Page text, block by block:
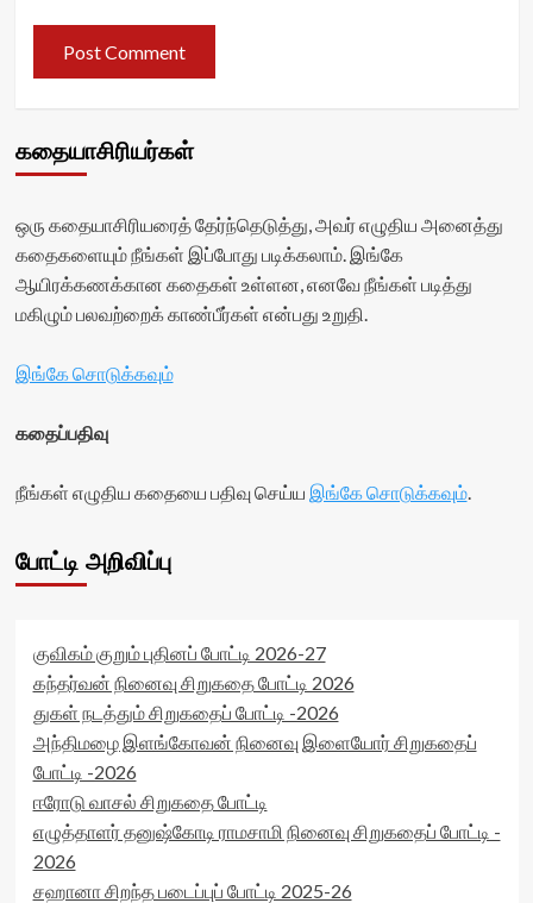
கதையாசிரியர்கள்
ஒரு கதையாசிரியரைத் தேர்ந்தெடுத்து, அவர் எழுதிய அனைத்து
கதைகளையும் நீங்கள் இப்போது படிக்கலாம். இங்கே
ஆயிரக்கணக்கான கதைகள் உள்ளன, எனவே நீங்கள் படித்து
மகிழும் பலவற்றைக் காண்பீர்கள் என்பது உறுதி.
இங்கே சொடுக்கவும்
கதைப்பதிவு
நீங்கள் எழுதிய கதையை பதிவு செய்ய இங்கே சொடுக்கவும்.
போட்டி அறிவிப்பு
குவிகம் குறும் புதினப் போட்டி 2026-27
கந்தர்வன் நினைவு சிறுகதை போட்டி 2026
துகள் நடத்தும் சிறுகதைப் போட்டி -2026
அந்திமழை இளங்கோவன் நினைவு இளையோர் சிறுகதைப்
போட்டி -2026
ஈரோடு வாசல் சிறுகதை போட்டி
எழுத்தாளர் தனுஷ்கோடி ராமசாமி நினைவு சிறுகதைப் போட்டி -
2026
சஹானா சிறந்த படைப்புப் போட்டி 2025-26